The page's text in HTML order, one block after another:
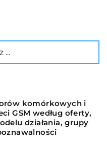
komórkowych i
GSM według oferty,
działania, grupy